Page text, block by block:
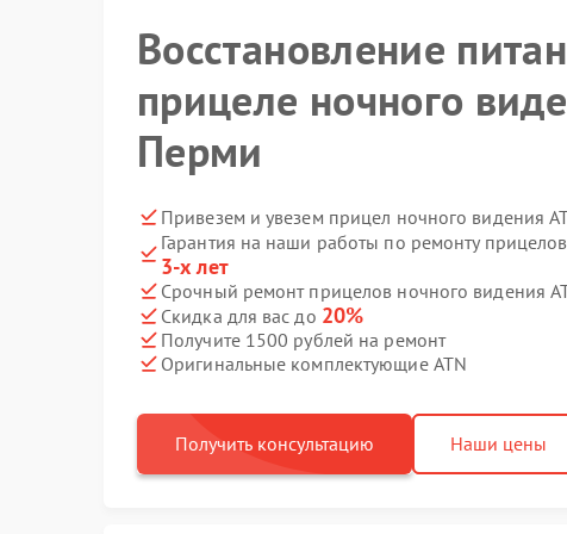
Восстановление
прицеле ночного
Перми
Привезем и увезем прицел ночного видения
Гарантия на наши работы по ремонту
3-х лет
Срочный ремонт прицелов ночного видения
Скидка для вас до 20%
Получите 1500 рублей на ремонт
Оригинальные комплектующие ATN
Получить консультацию Наши цены